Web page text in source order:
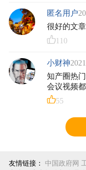
匿名用户
很好的文章
110
小财神
知产圈热
会议视频
55
友情链接： 中国政府网